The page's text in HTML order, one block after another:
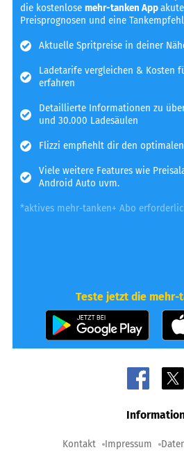
die kostenlosemehr-tanken App
Preisprognosen und eine
Aktuelle Spritpreise in deiner
Ladetarife vergleichen & Kosten
erfahren
Detaillierte Informationen zu
und 30.000 Ladesäulen
Flizzi empfiehlt dir den
Viele weitere Features wie
Android Auto uvm.
*aktives mehr-tanken+ Abo
Teste jetzt die mehr-
Kontakt Impressum